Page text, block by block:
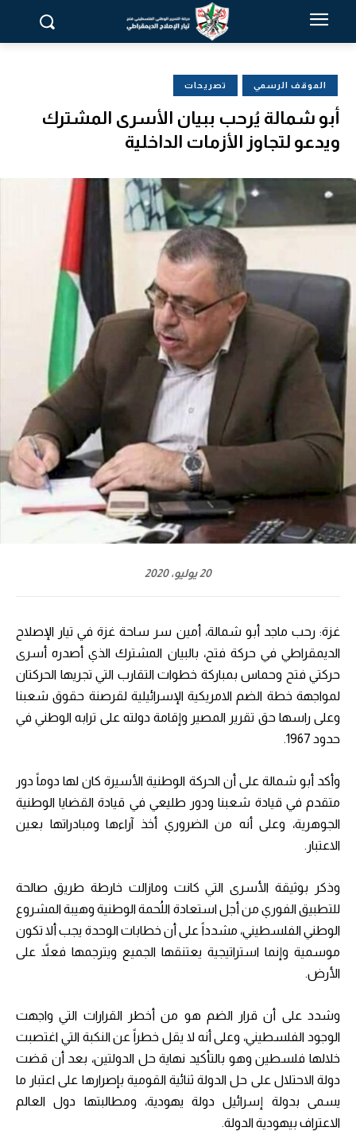
الموقف الرسمي تصريحات
أبو شمالة يُرحب ببيان الأسرى المشترك
ويدعو لتجاوز الأزمات الداخلية
20 يوليو، 2020
غزة: رحب ماجد أبو شمالة، أمين سر ساحة غزة في تيار الإصلاح
الديمقراطي في حركة فتح، بالبيان المشترك الذي أصدره أسرى
حركتي فتح وحماس بمباركة خطوات التقارب التي تجريها الحركتان
لمواجهة خطة الضم الامريكية الإسرائيلية لقرصنة حقوق شعبنا
وعلى راسها حق تقرير المصير وإقامة دولته على ترابه الوطني في
حدود 1967.
وأكد أبو شمالة على أن الحركة الوطنية الأسيرة كان لها دوماً دور
متقدم في قيادة شعبنا ودور طليعي في قيادة القضايا الوطنية
الجوهرية، وعلى أنه من الضروري أخذ آراءها ومبادراتها بعين
الاعتبار.
وذكر بوثيقة الأسرى التي كانت ومازالت خارطة طريق صالحة
للتطبيق الفوري من أجل استعادة اللُحمة الوطنية وهيبة المشروع
الوطني الفلسطيني، مشدداً على أن خطابات الوحدة يجب ألا تكون
موسمية وإنما استراتيجية يعتنقها الجميع ويترجمها فعلاً على
الأرض.
وشدد على أن قرار الضم هو من أخطر القرارات التي واجهت
الوجود الفلسطيني، وعلى أنه لا يقل خطراً عن النكبة التي اغتصبت
خلالها فلسطين وهو بالتأكيد نهاية حل الدولتين، بعد أن قضت
دولة الاحتلال على حل الدولة ثنائية القومية بإصرارها على اعتبار ما
يسمى بدولة إسرائيل دولة يهودية، ومطالبتها دول العالم
الاعتراف بيهودية الدولة.